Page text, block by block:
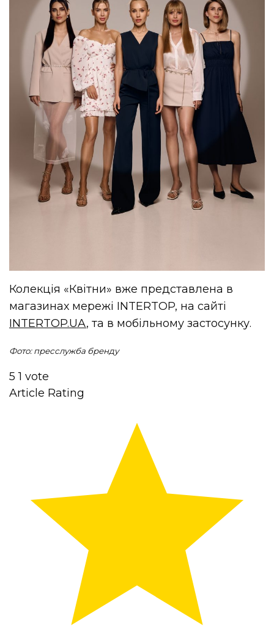
Колекція «Квітни» вже представлена в
магазинах мережі INTERTOP, на сайті
INTERTOP.UA, та в мобільному застосунку.
Фото: пресслужба бренду
5 1 vote
Article Rating